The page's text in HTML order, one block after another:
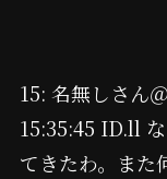
15: 名無しさん
15:35:45 ID.ll
てきたわ。また